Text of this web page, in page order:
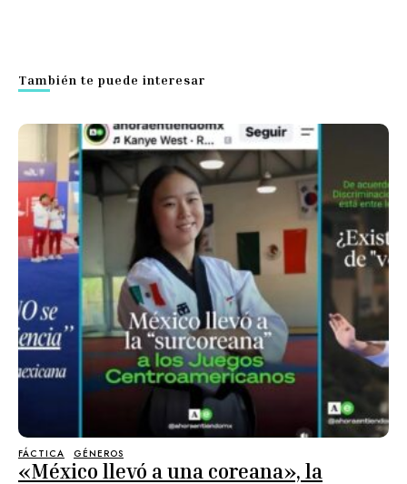
También te puede interesar
FÁCTICA GÉNEROS
«México llevó a una coreana», la